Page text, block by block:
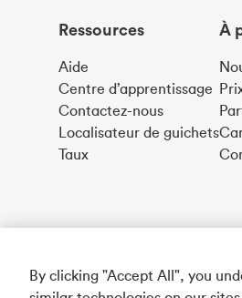
Ressources
Aide
Centre d’apprentissage
Contactez-nous
Localisateur de guichets
Taux
À
By clicking "Accept All", you